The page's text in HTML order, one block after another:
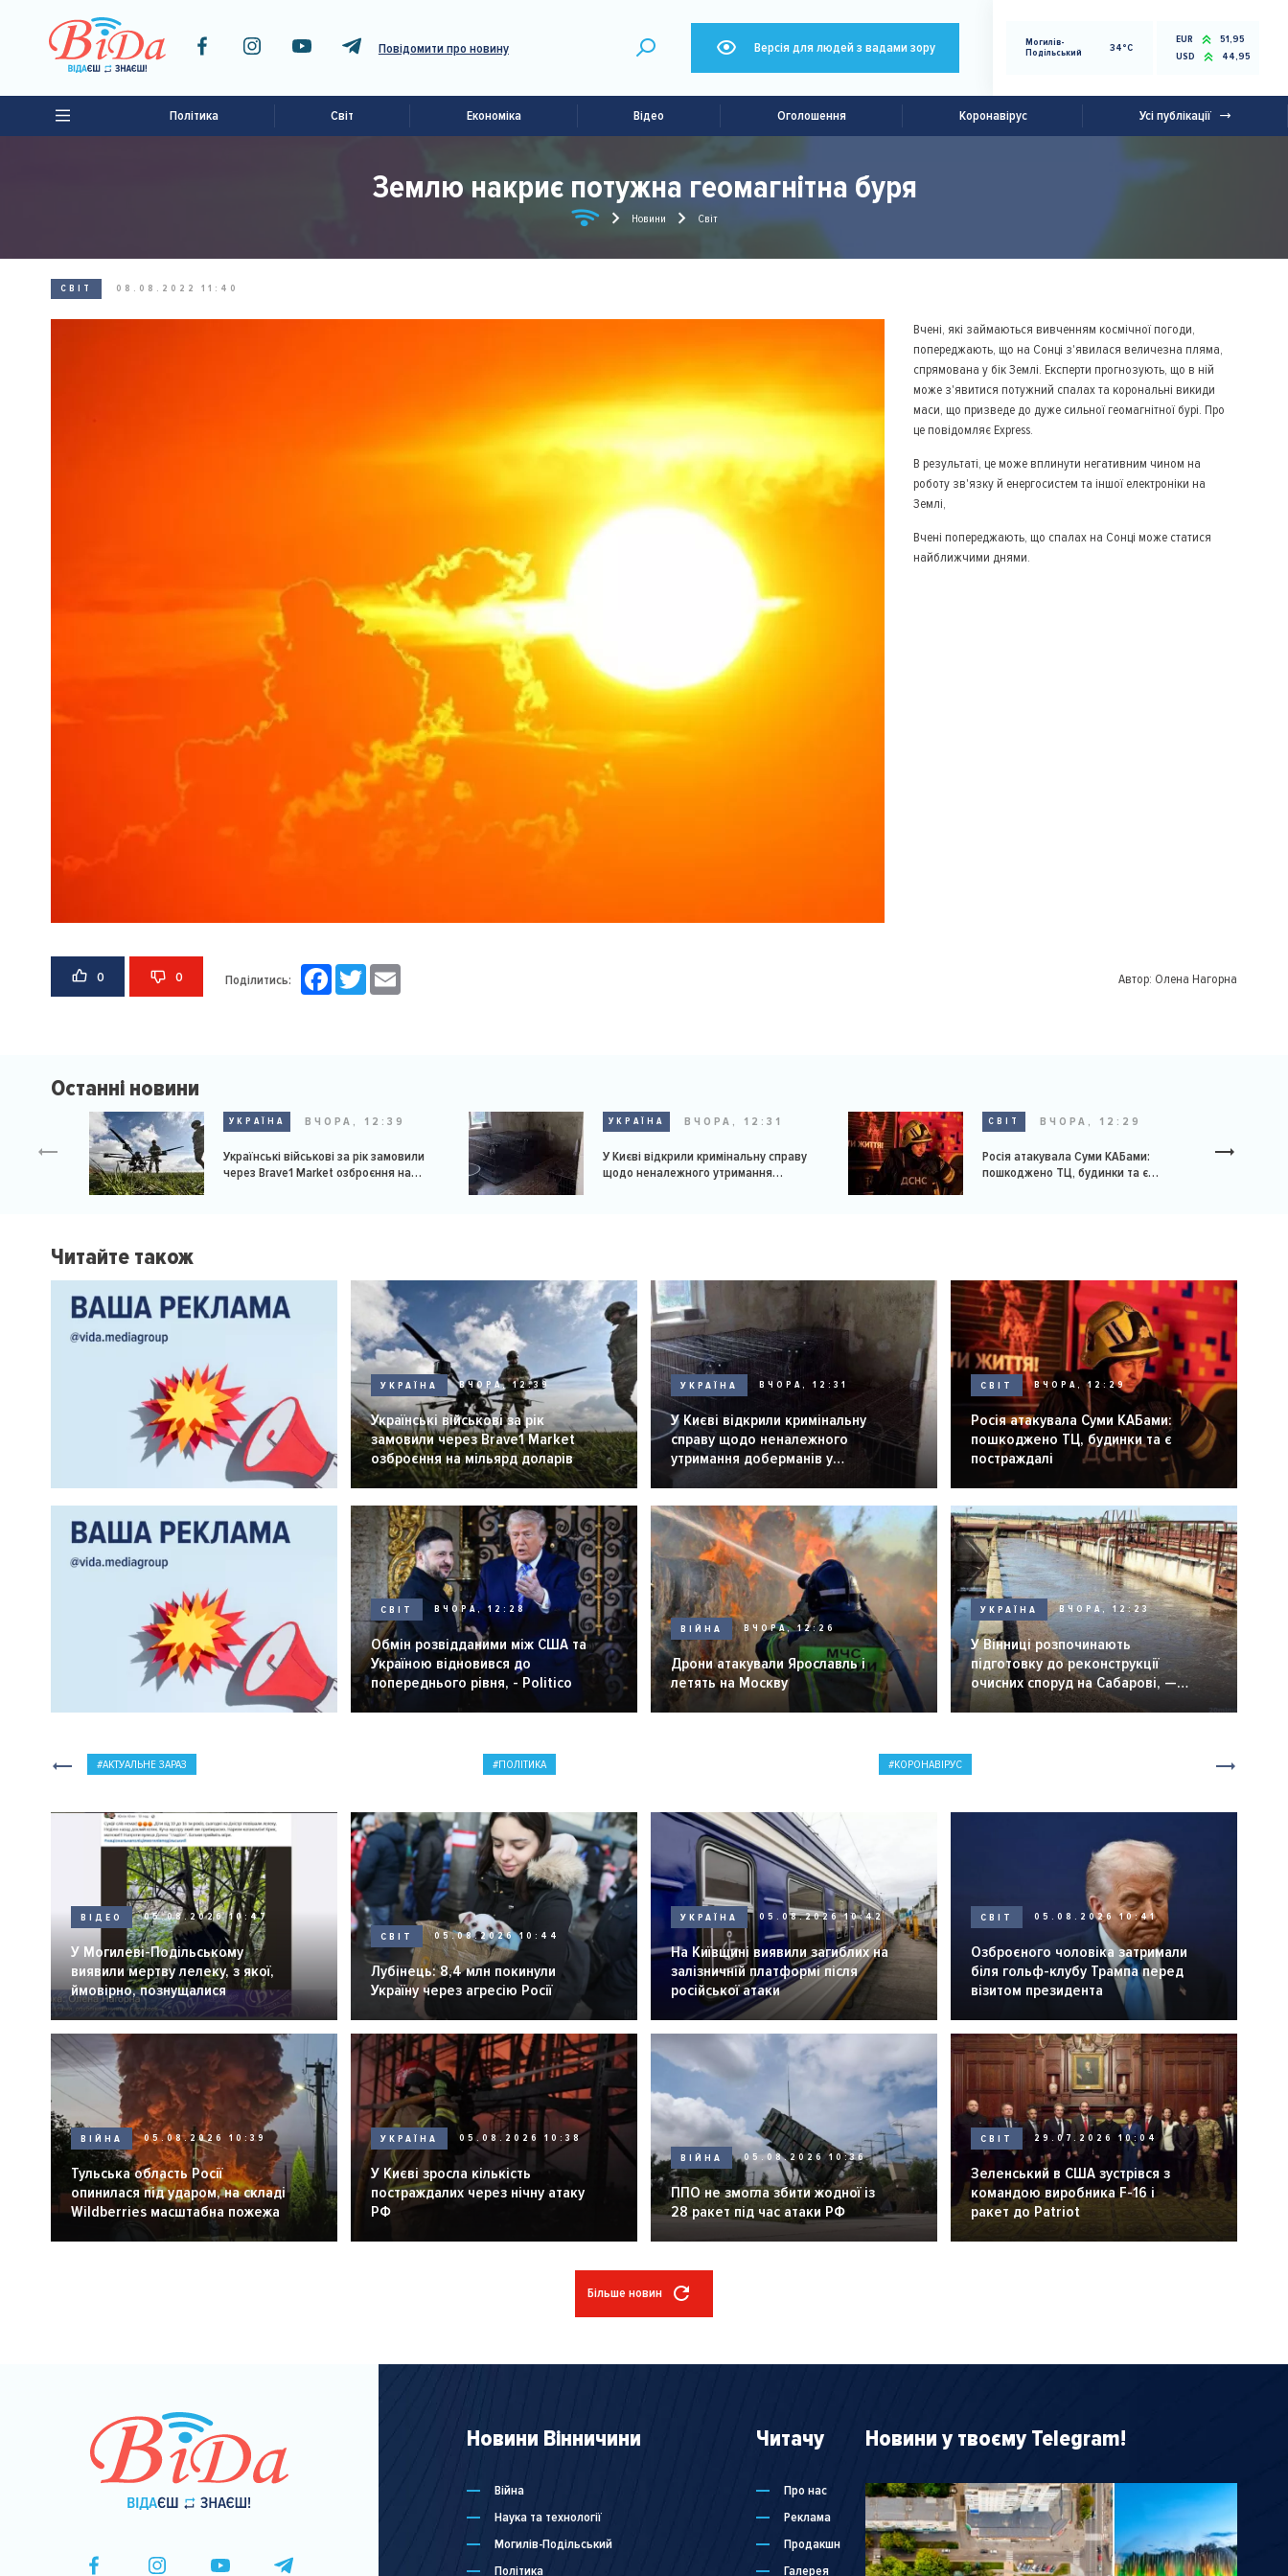
Повідомити про новину Версія для людей з вадами зору
Могилів-
Подільський
34°C
EUR
51,95
USD
44,95
Політика Світ Економіка Відео Оголошення Коронавірус Усі публікації
Землю накриє потужна геомагнітна буря
Новини Світ
СВІТ 08.08.2022 11:40
Вчені, які займаються вивченням космічної погоди,
попереджають, що на Сонці з'явилася величезна пляма,
спрямована у бік Землі. Експерти прогнозують, що в ній
може з'явитися потужний спалах та корональні викиди
маси, що призведе до дуже сильної геомагнітної бурі. Про
це повідомляє Express.
В результаті, це може вплинути негативним чином на
роботу зв'язку й енергосистем та іншої електроніки на
Землі,
Вчені попереджають, що спалах на Сонці може статися
найближчими днями.
0 0 Поділитись: FacebookTwitter Автор: Олена Нагорна
Останні новини
УКРАЇНА ВЧОРА, 12:39
Українські військові за рік замовили
через Brave1 Market озброєння на
УКРАЇНА ВЧОРА, 12:31
У Києві відкрили кримінальну справу
щодо неналежного утримання
СВІТ ВЧОРА, 12:29
Росія атакувала Суми КАБами:
пошкоджено ТЦ, будинки та є
Читайте також
УКРАЇНА ВЧОРА, 12:39
Українські військові за рік
замовили через Brave1 Market
озброєння на мільярд доларів
УКРАЇНА ВЧОРА, 12:31
У Києві відкрили кримінальну
справу щодо неналежного
утримання доберманів у
розпліднику
СВІТ ВЧОРА, 12:29
Росія атакувала Суми КАБами:
пошкоджено ТЦ, будинки та є
постраждалі
СВІТ ВЧОРА, 12:28
Обмін розвідданими між США та
Україною відновився до
попереднього рівня, - Politico
ВІЙНА ВЧОРА, 12:26
Дрони атакували Ярославль і
летять на Москву
УКРАЇНА ВЧОРА, 12:23
У Вінниці розпочинають
підготовку до реконструкції
очисних споруд на Сабарові, —
мер Вінниці.
АКТУАЛЬНЕ ЗАРАЗ ПОЛІТИКА КОРОНАВІРУС
ВІДЕО 05.08.2026 10:47
У Могилеві-Подільському
виявили мертву лелеку, з якої,
ймовірно, познущалися
СВІТ 05.08.2026 10:44
Лубінець: 8,4 млн покинули
Україну через агресію Росії
УКРАЇНА 05.08.2026 10:42
На Київщині виявили загиблих на
залізничній платформі після
російської атаки
СВІТ 05.08.2026 10:41
Озброєного чоловіка затримали
біля гольф-клубу Трампа перед
візитом президента
ВІЙНА 05.08.2026 10:39
Тульська область Росії
опинилася під ударом, на складі
Wildberries масштабна пожежа
УКРАЇНА 05.08.2026 10:38
У Києві зросла кількість
постраждалих через нічну атаку
РФ
ВІЙНА 05.08.2026 10:36
ППО не змогла збити жодної із
28 ракет під час атаки РФ
СВІТ 29.07.2026 10:04
Зеленський в США зустрівся з
командою виробника F-16 і
ракет до Patriot
Більше новин
Новини Вінничини
Війна
Наука та технології
Могилів-Подільський
Політика
Читачу
Про нас
Реклама
Продакшн
Галерея
Новини у твоєму Telegram!